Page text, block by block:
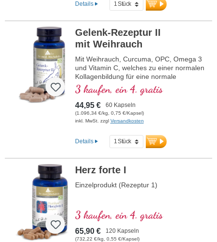
Details
Gelenk-Rezeptur II
mit Weihrauch
Mit Weihrauch, Curcuma, OPC, Omega 3
und Vitamin C, welches zu einer normalen
Kollagenbildung für eine normale
Knorpelfunktion beiträgt. Zur spezifischen
Versorgung der knorpeligen
Gelenkstrukturen.
3 kaufen, ein 4. gratis
44,95 € 60 Kapseln
(1.096,34 €/kg, 0,75 €/Kapsel)
inkl. MwSt. zzgl Versandkosten
Details
Herz forte I
Einzelprodukt (Rezeptur 1)
3 kaufen, ein 4. gratis
65,90 € 120 Kapseln
(732,22 €/kg, 0,55 €/Kapsel)